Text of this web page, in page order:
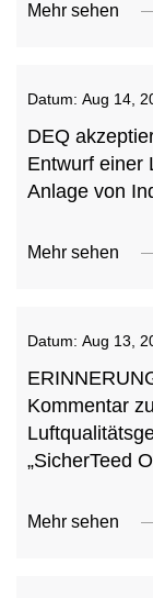
Mehr sehen
Datum: Aug 14,
DEQ
Entwurf einer
Anlage von
Mehr sehen
Datum: Aug 13,
Kommentar
„SicherTeed
Mehr sehen